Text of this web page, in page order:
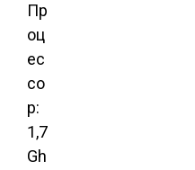
Пр
оц
ес
со
р:
1,7
Gh